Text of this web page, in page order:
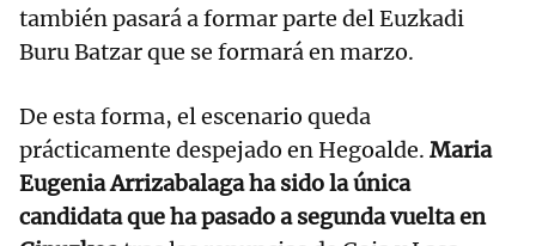
también pasará a formar parte del Euzkadi
Buru Batzar que se formará en marzo.
De esta forma, el escenario queda
prácticamente despejado en Hegoalde. Maria
Eugenia Arrizabalaga ha sido la única
candidata que ha pasado a segunda vuelta en